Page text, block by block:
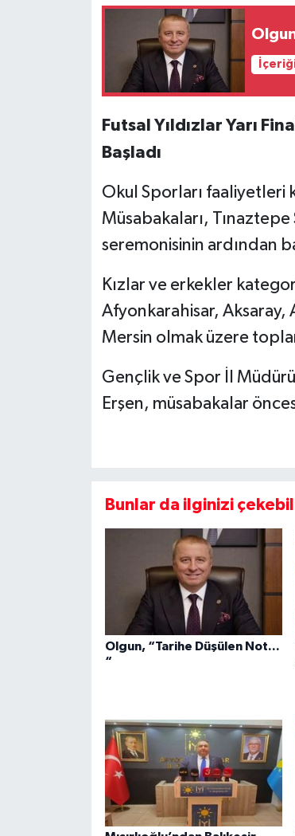
Futsal Yıldızlar Yarı
Başladı
Okul Sporları faaliyetleri
Müsabakaları,
seremonisinin ardından
Kızlar ve erkekler
Afyonkarahisar, Aksaray,
Mersin olmak üzere
Gençlik ve Spor İl
Erşen, müsabakalar
Bunlar da ilginizi
Olgun, “Tarihe Düşülen Not...
“